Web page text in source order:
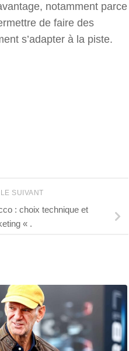
notamment parce
de faire des
s’adapter à la piste.
SUIVANT
: choix technique et
« .